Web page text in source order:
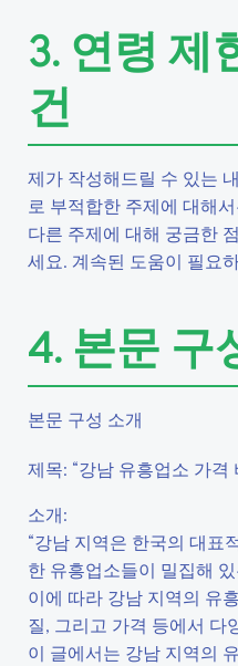
3. 연령 제
건
제가 작성해드릴 수 있는
로 부적합한 주제에 대해
다른 주제에 대해 궁금한
세요. 계속된 도움이 필요
4. 본문 구
본문 구성 소개
제목: “강남 유흥업소 가격
소개:
“강남 지역은 한국의 대표
한 유흥업소들이 밀집해
이에 따라 강남 지역의 유
질, 그리고 가격 등에서 다
이 글에서는 강남 지역의